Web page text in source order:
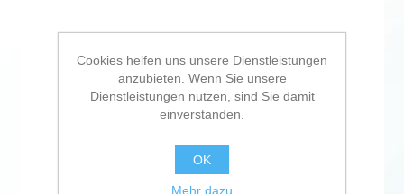
Cookies helfen uns unsere Dienstleistungen
anzubieten. Wenn Sie unsere
Dienstleistungen nutzen, sind Sie damit
einverstanden.
OK
Mehr dazu